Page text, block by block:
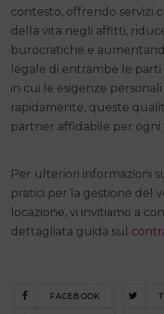
contesto, offrendo servizi
della vita negli affitti,
burocratiche e
legale di entrambe le
in cui le esigenze
rapidamente, queste
partner affidabile per ogni
Per ulteriori informazioni
pratici per la gestione del
locazione, vi invitiamo a
dettagliata guida sul
FACEBOOK